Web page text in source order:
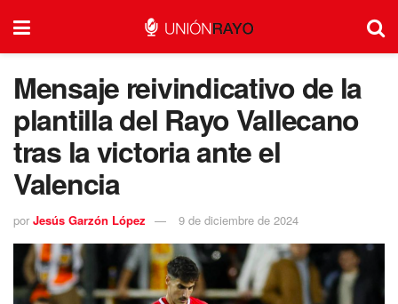
Mensaje reivindicativo de la
plantilla del Rayo Vallecano
tras la victoria ante el
Valencia
por Jesús Garzón López 9 de diciembre de 2024